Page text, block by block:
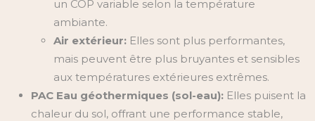
un COP variable selon la température
ambiante.
Air extérieur: Elles sont plus performantes,
mais peuvent être plus bruyantes et sensibles
aux températures extérieures extrêmes.
PAC Eau géothermiques (sol-eau): Elles puisent la
chaleur du sol, offrant une performance stable,